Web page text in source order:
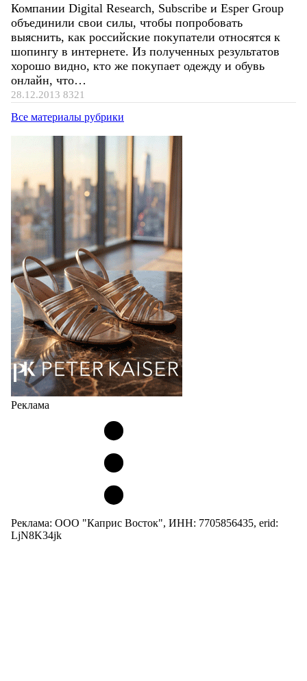
Компании Digital Research, Subscribe и Esper Group
объединили свои силы, чтобы попробовать
выяснить, как российские покупатели относятся к
шопингу в интернете. Из полученных результатов
хорошо видно, кто же покупает одежду и обувь
онлайн, что…
28.12.2013 8321
Все материалы рубрики
Реклама
Реклама: ООО "Каприс Восток", ИНН: 7705856435, erid:
LjN8K34jk